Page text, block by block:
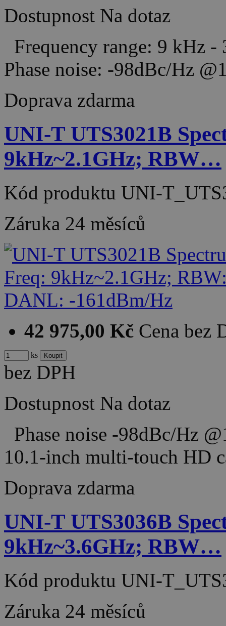
Dostupnost Na dotaz
Frequency range: 9 kHz
Phase noise: -98dBc/Hz
Doprava zdarma
UNI-T UTS3021B
9kHz~2.1GHz; RBW…
Kód produktu UNI-
Záruka 24 měsíců
42 975,00 Kč Cena bez
ks
bez DPH
Dostupnost Na dotaz
Phase noise -98dBc/Hz
10.1-inch multi-touch HD
Doprava zdarma
UNI-T UTS3036B
9kHz~3.6GHz; RBW…
Kód produktu UNI-
Záruka 24 měsíců